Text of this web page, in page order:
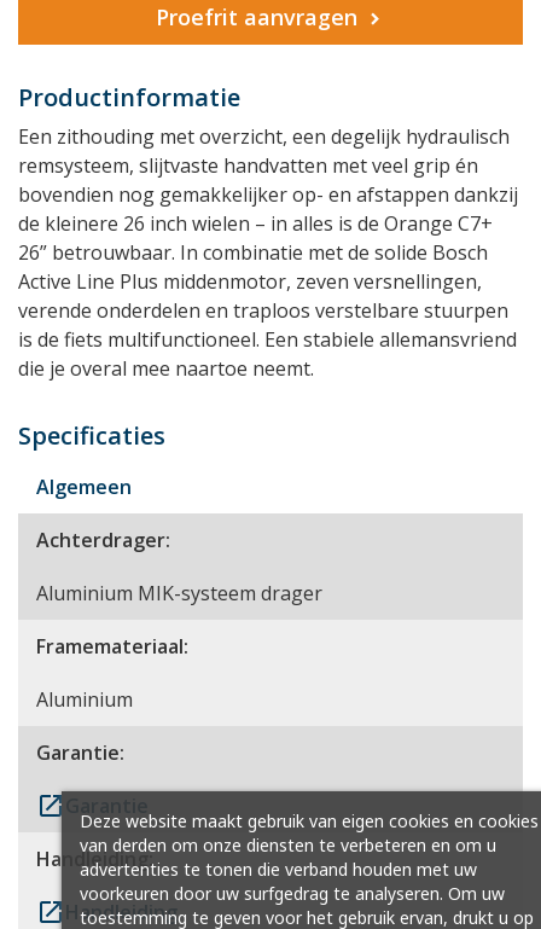
Proefrit aanvragen
Productinformatie
Een zithouding met overzicht, een degelijk hydraulisch
remsysteem, slijtvaste handvatten met veel grip én
bovendien nog gemakkelijker op- en afstappen dankzij
de kleinere 26 inch wielen – in alles is de Orange C7+
26” betrouwbaar. In combinatie met de solide Bosch
Active Line Plus middenmotor, zeven versnellingen,
verende onderdelen en traploos verstelbare stuurpen
is de fiets multifunctioneel. Een stabiele allemansvriend
die je overal mee naartoe neemt.
Specificaties
Algemeen
Achterdrager:
Aluminium MIK-systeem drager
Framemateriaal:
Aluminium
Garantie:
launch
Handleiding:
launchHandleiding
Deze website maakt gebruik van eigen cookies en cookies
van derden om onze diensten te verbeteren en om u
advertenties te tonen die verband houden met uw
voorkeuren door uw surfgedrag te analyseren. Om uw
toestemming te geven voor het gebruik ervan, drukt u op